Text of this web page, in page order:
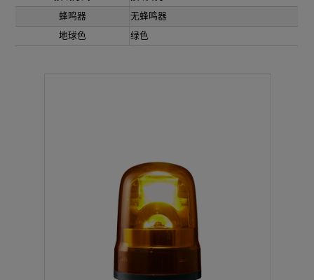
蜂鸣器
无蜂鸣器
地球色
绿色